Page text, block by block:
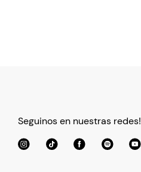
Seguinos en nuestras redes!